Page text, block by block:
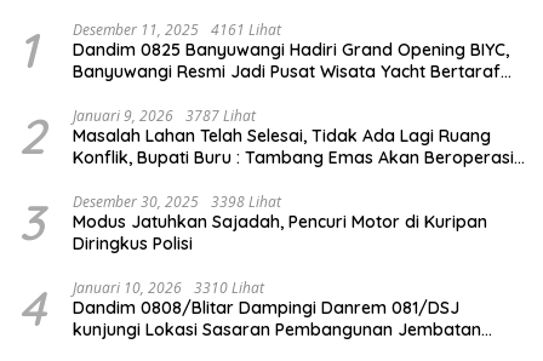
1 Desember 11, 2025 4161 Lihat
Dandim 0825 Banyuwangi Hadiri Grand Opening BIYC,
Banyuwangi Resmi Jadi Pusat Wisata Yacht Bertaraf
2 Januari 9, 2026 3787 Lihat
Masalah Lahan Telah Selesai, Tidak Ada Lagi Ruang
Konflik, Bupati Buru : Tambang Emas Akan Beroperasi
3 Desember 30, 2025 3398 Lihat
Modus Jatuhkan Sajadah, Pencuri Motor di Kuripan
Diringkus Polisi
4 Januari 10, 2026 3310 Lihat
Dandim 0808/Blitar Dampingi Danrem 081/DSJ
kunjungi Lokasi Sasaran Pembangunan Jembatan